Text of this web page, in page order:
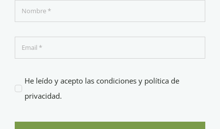
He leído y acepto las condiciones y política de
privacidad.